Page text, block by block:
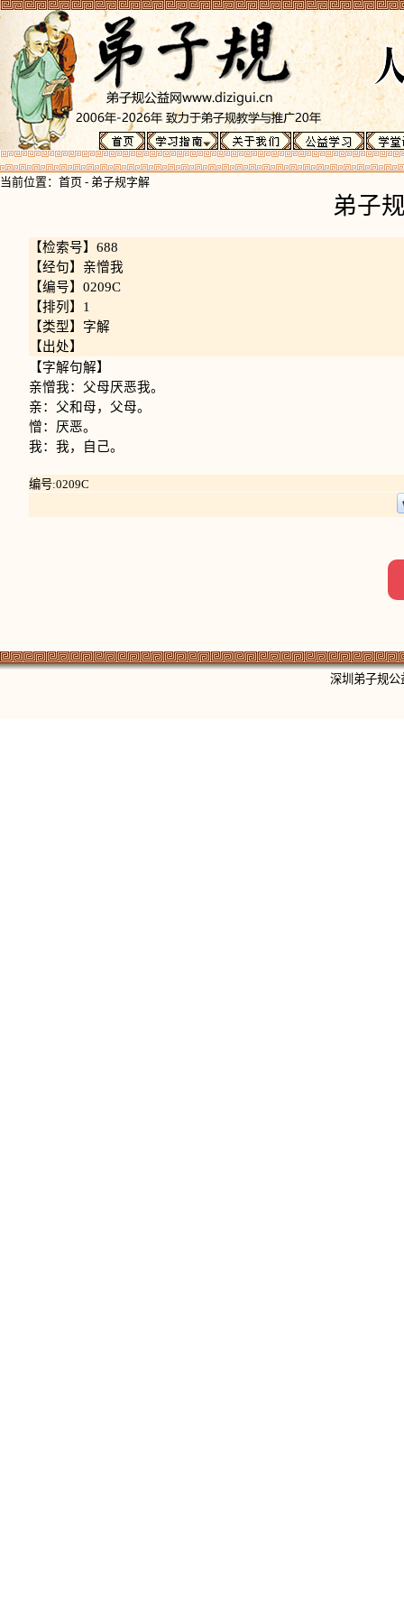
当前位置： 首页 - 弟子规字解
弟子
【检索号】688
【经句】亲憎我
【编号】0209C
【排列】1
【类型】字解
【出处】
【字解句解】
亲憎我：父母厌恶我。
亲：父和母，父母。
憎：厌恶。
我：我，自己。
编号:0209C
深圳弟子规